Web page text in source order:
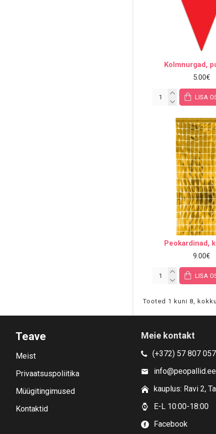
Kolmnurgad,
5.00€
LISA
Peokardinad,
9.00€
LISA
Tooted 1 kuni 8,
Teave
Meist
Privaatsuspoliitika
Müügitingimused
Kontaktid
Meie kontakt
(+372) 57 807 057
info@peopallid.ee
kauplus: Ravi 2,
E-L 10:00-18:00
Facebook